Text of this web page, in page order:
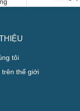
tôi
trên thế giới